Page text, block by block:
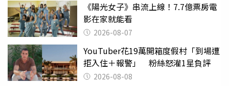
《陽光女子》串流上線！7.7億票房電
影在家就能看
2026-08-07
YouTuber花19萬開箱度假村「到場遭
拒入住＋報警」 粉絲怒灌1星負評
2026-08-08